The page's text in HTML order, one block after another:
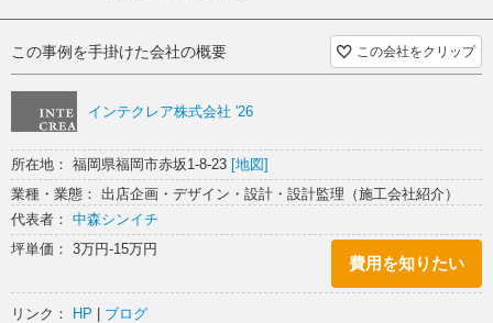
この事例を手掛けた会社の概要 この会社をクリップ
インテクレア株式会社 '26
所在地： 福岡県福岡市赤坂1-8-23 [地図]
業種・業態： 出店企画・デザイン・設計・設計監理（施工会社紹介）
代表者： 中森シンイチ
坪単価： 3万円-15万円
費用を知りたい
リンク： HP | ブログ